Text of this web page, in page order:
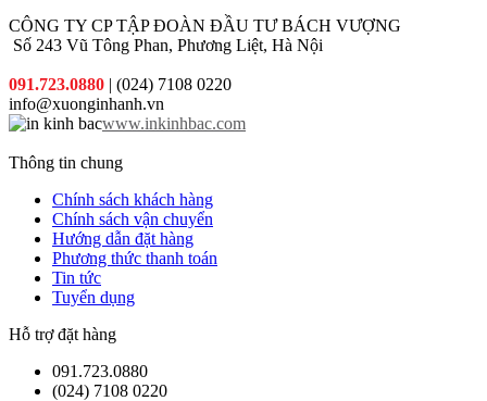
CÔNG TY CP TẬP ĐOÀN ĐẦU TƯ BÁCH VƯỢNG
Số 243 Vũ Tông Phan, Phương Liệt, Hà Nội
091.723.0880 | (024) 7108 0220
info@xuonginhanh.vn
www.inkinhbac.com
Thông tin chung
Chính sách khách hàng
Chính sách vận chuyển
Hướng dẫn đặt hàng
Phương thức thanh toán
Tin tức
Tuyển dụng
Hỗ trợ đặt hàng
091.723.0880
(024) 7108 0220